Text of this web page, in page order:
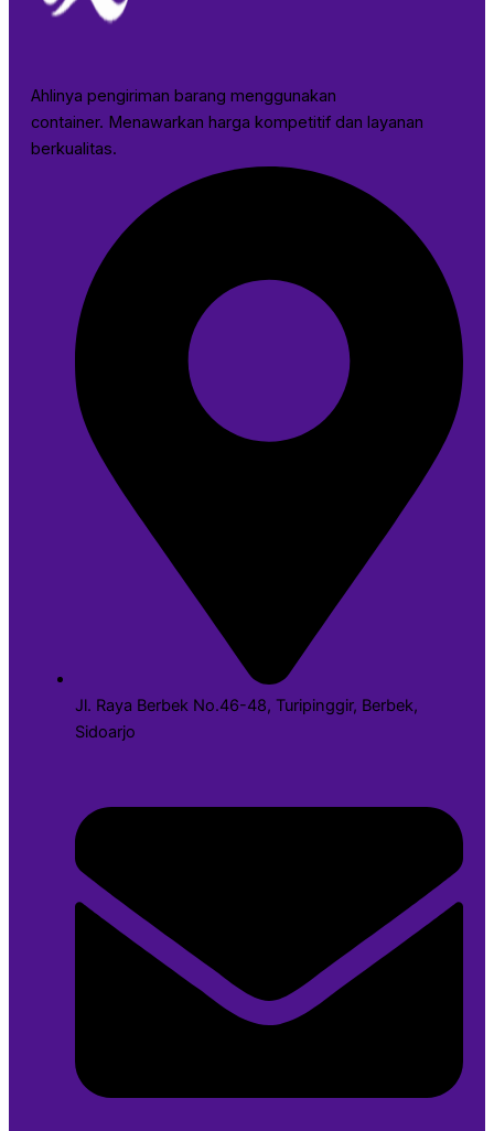
Ahlinya pengiriman barang menggunakan
container. Menawarkan harga kompetitif dan layanan
berkualitas.
Jl. Raya Berbek No.46-48, Turipinggir, Berbek,
Sidoarjo